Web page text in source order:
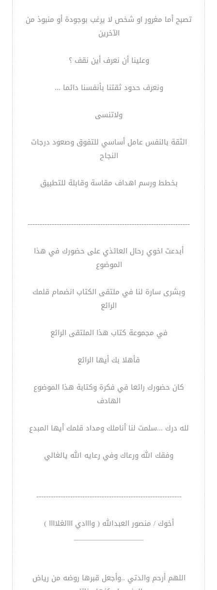
تصبح أما مغرور او شخص لا يرغب بوجودة أو منبوذ من
الآخرين
وعلينا أن نعرف أين نقف ؟
ونعرف حدود ثقتنا بأنفسنا دائما ...
ولاتنسى
الثقة بالنفس عامل أساسي للتفوق وصعود درجات
النجاح
بخطط ورسم اهداف مقاسة وقابلة للتطبيق
-------------------------------------------------------------------
أبدعت اخوي رحال العائذي على حضورك في هذا
الموضوع
وبشرى سارة لنا في ملتقى الكتاب انضمام قلمك
الرائع
في مجموعة كتاب هذا الملتقى الرائع
فأهلا بك أيها الرائع
كان حضورك رائعا في فكرة وكتابة هذا الموضوع
الهادف
لله درك ...سلمت لنا أناملك ومداد قلمك أيها المبدع
وفقك الله ورعاك وفي رعايه الله يالغالي
------------------------------------------------------------
أخوك / منصور العبدالله ( وااادي ااالغلاااا )
__________________
اللهم أرحم والدتي ..وأجعل قبرها روضه من رياض